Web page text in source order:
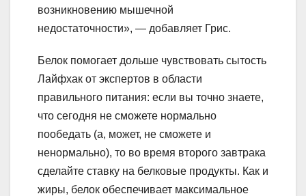
возникновению мышечной
недостаточности», — добавляет Грис.
Белок помогает дольше чувствовать сытость
Лайфхак от экспертов в области
правильного питания: если вы точно знаете,
что сегодня не сможете нормально
пообедать (а, может, не сможете и
ненормально), то во время второго завтрака
сделайте ставку на белковые продукты. Как и
жиры, белок обеспечивает максимальное